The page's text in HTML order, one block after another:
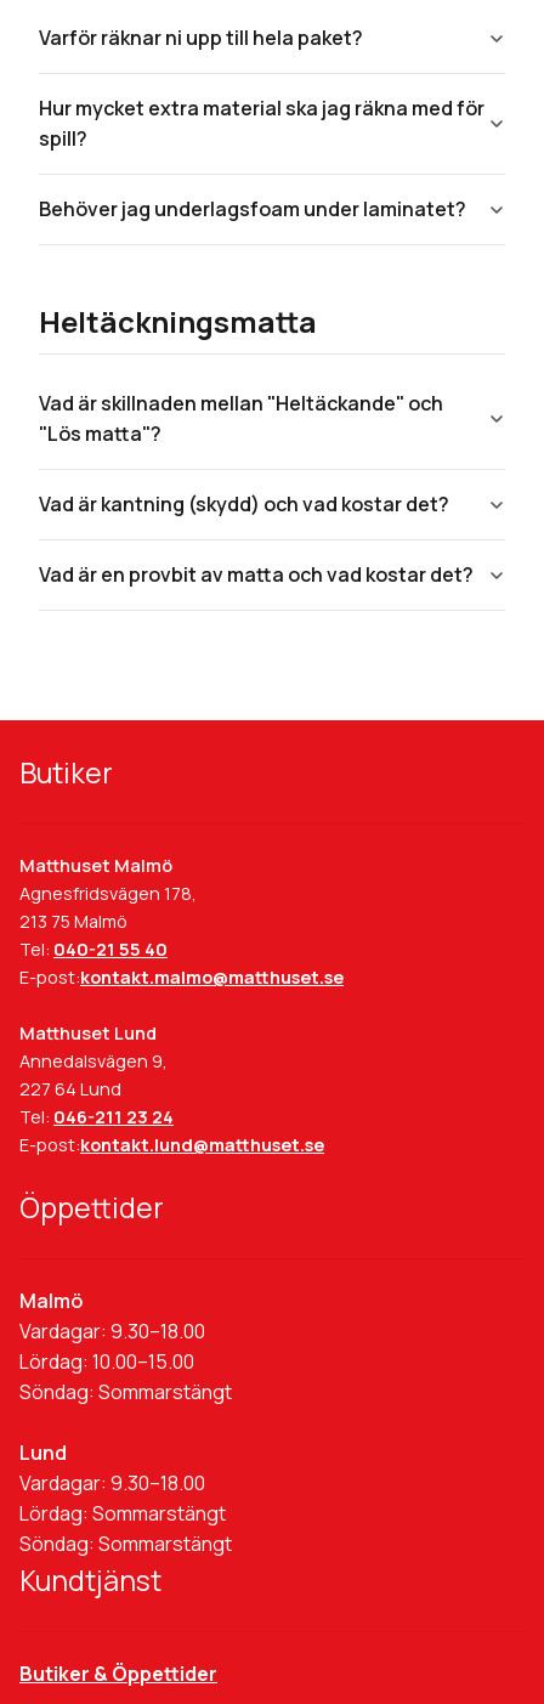
Varför räknar ni upp till hela paket?
Hur mycket extra material ska jag räkna med för
spill?
Behöver jag underlagsfoam under laminatet?
Heltäckningsmatta
Vad är skillnaden mellan "Heltäckande" och
"Lös matta"?
Vad är kantning (skydd) och vad kostar det?
Vad är en provbit av matta och vad kostar det?
Butiker
Matthuset Malmö
Agnesfridsvägen 178,
213 75 Malmö
Tel: 040-21 55 40
E-post:kontakt.malmo@matthuset.se
Matthuset Lund
Annedalsvägen 9,
227 64 Lund
Tel: 046-211 23 24
E-post:kontakt.lund@matthuset.se
Öppettider
Malmö
Vardagar: 9.30–18.00
Lördag: 10.00–15.00
Söndag: Sommarstängt
Lund
Vardagar: 9.30–18.00
Lördag: Sommarstängt
Söndag: Sommarstängt
Kundtjänst
Butiker & Öppettider